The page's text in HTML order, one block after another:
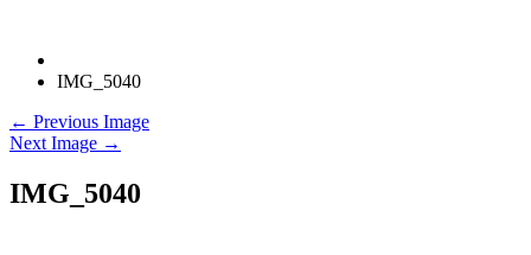
IMG_5040
← Previous Image
Next Image →
IMG_5040